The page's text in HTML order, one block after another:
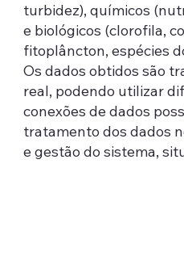
turbidez), químicos
e biológicos (clorofila,
fitoplâncton, espécies
Os dados obtidos são
real, podendo utilizar
conexões de dados
tratamento dos dados
e gestão do sistema,